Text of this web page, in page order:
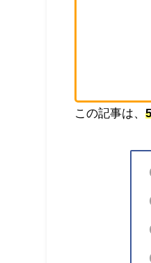
この記事は、